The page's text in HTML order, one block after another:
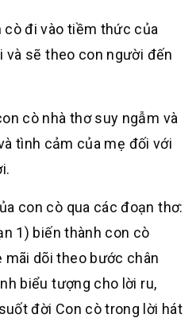
cò đi vào tiềm thức của
và sẽ theo con người đến
cò nhà thơ suy ngẫm và
tình cảm của mẹ đối với
con cò qua các đoạn thơ:
1) biến thành con cò
dõi theo bước chân
biểu tượng cho lời ru,
đời Con cò trong lời hát